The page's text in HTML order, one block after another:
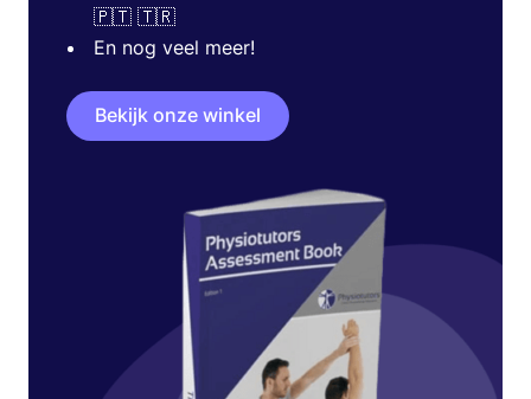
🇵🇹 🇹🇷
En nog veel meer!
Bekijk onze winkel